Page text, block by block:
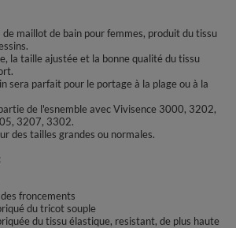
de maillot de bain pour femmes, produit du tissu
la taille ajustée et la bonne qualité du tissu
sera parfait pour le portage à la plage ou à la
de l'esnemble avec Vivisence 3000, 3202,
3207, 3302.
des tailles grandes ou normales.
froncements
du tricot souple
du tissu élastique, resistant, de plus haute